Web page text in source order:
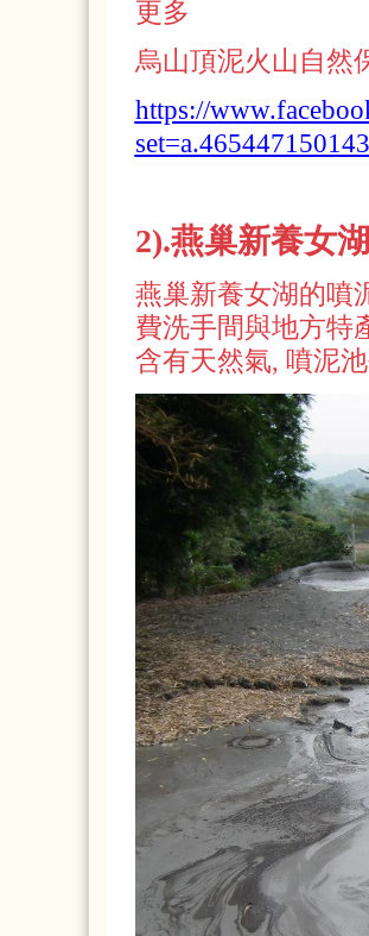
更多
烏山頂泥火山自然
https://
2).燕巢新養女湖
燕巢新養女湖的噴
費洗手間與地方特
含有天然氣, 噴泥